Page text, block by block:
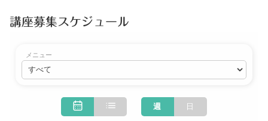
講座募集スケジュール